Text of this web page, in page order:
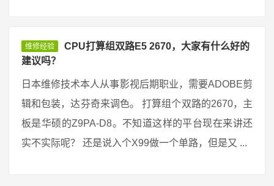
维修经验
CPU打算组双路E5 2670，大家有什么好的
建议吗？
日本维修技术本人从事影视后期职业，需要ADOBE剪
辑和包装，达芬奇来调色。 打算组个双路的2670，主
板是华硕的Z9PA-D8。不知道这样的平台现在来讲还
实不实际呢？ 还是说入个X99做一个单路，但是又 ...